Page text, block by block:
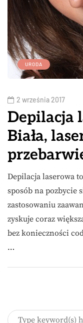
URODA
2 września 2017
Depilacja
Biała,
Depilacja laserowa
sposób na pozbycie
zastosowaniu
zyskuje coraz
bez konieczności
…